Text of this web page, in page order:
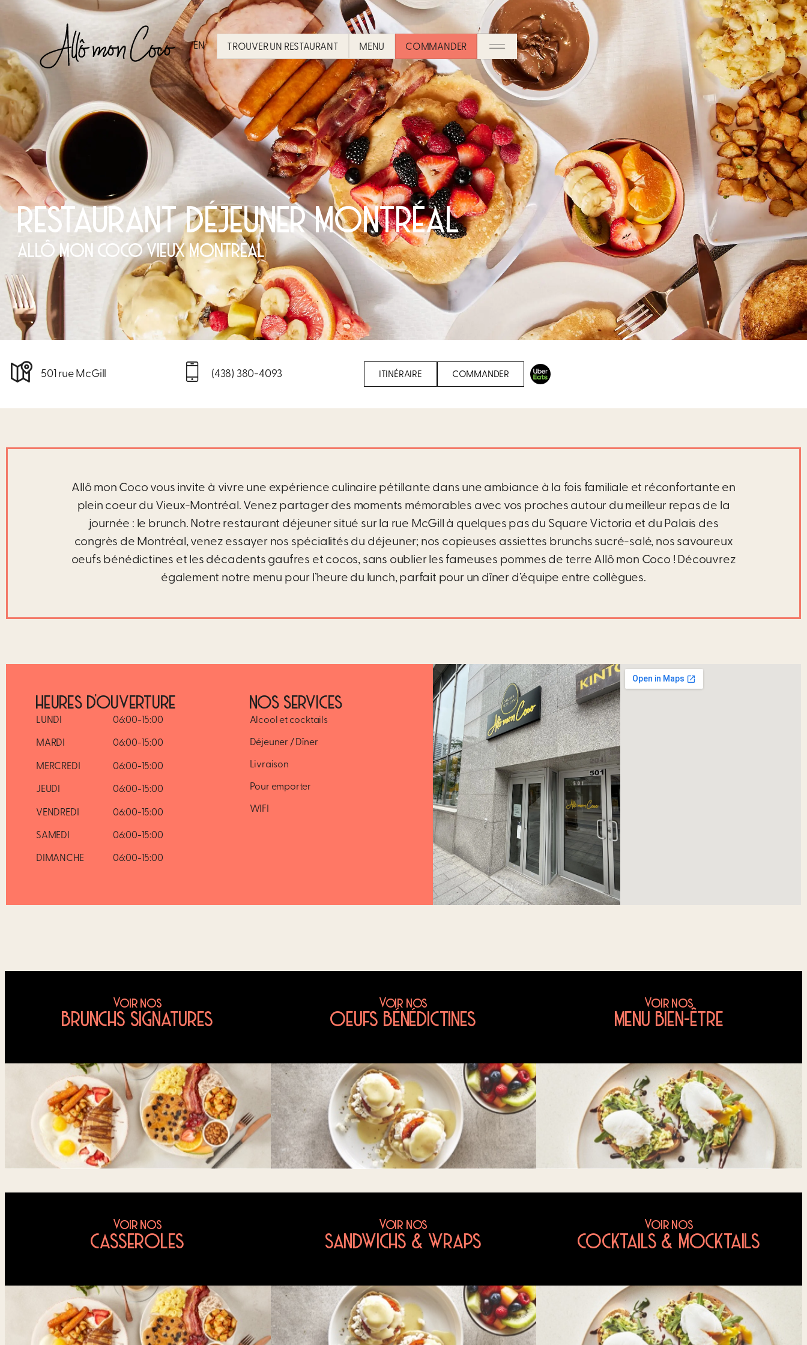
EN TROUVER UN RESTAURANT​ MENU COMMANDER
RESTAURANT DÉJEUNER MONTRÉAL
ALLÔ MON COCO VIEUX MONTRÉAL
501 rue McGill (438) 380-4093 ITINÉRAIRE COMMANDER
Allô mon Coco vous invite à vivre une expérience culinaire pétillante dans une ambiance à la fois familiale et réconfortante en
plein coeur du Vieux-Montréal. Venez partager des moments mémorables avec vos proches autour du meilleur repas de la
journée : le brunch. Notre restaurant déjeuner situé sur la rue McGill à quelques pas du Square Victoria et du Palais des
congrès de Montréal, venez essayer nos spécialités du déjeuner; nos copieuses assiettes brunchs sucré-salé, nos savoureux
oeufs bénédictines et les décadents gaufres et cocos, sans oublier les fameuses pommes de terre Allô mon Coco ! Découvrez
également notre menu pour l’heure du lunch, parfait pour un dîner d’équipe entre collègues.
HEURES D’OUVERTURE
LUNDI 06:00-15:00
MARDI 06:00-15:00
MERCREDI 06:00-15:00
JEUDI 06:00-15:00
VENDREDI 06:00-15:00
SAMEDI 06:00-15:00
DIMANCHE 06:00-15:00
NOS SERVICES
Alcool et cocktails
Déjeuner / Dîner
Livraison
Pour emporter
WIFI
Voir nos
BRUNCHS SIGNATURES
Voir nos
OEUFS BÉNÉDICTINES
Voir nos
MENU BIEN-ÊTRE
Voir nos
CASSEROLES
Voir nos
SANDWICHS & WRAPS
Voir nos
COCKTAILS & MOCKTAILS